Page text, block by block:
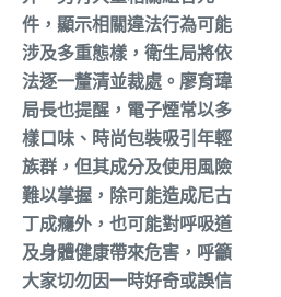
件，顯示相關違法行為可能
涉及多重態樣，衛生局將依
法逐一釐清並裁處。廖育瑋
局長也提醒，電子煙常以多
樣口味、時尚包裝吸引年輕
族群，但其成分及使用風險
難以掌握，除可能造成尼古
丁成癮外，也可能對呼吸道
及身體健康帶來危害，呼籲
大家切勿因一時好奇或誤信